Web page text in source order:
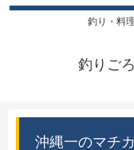
釣り・料
釣りご
沖縄一のマチ